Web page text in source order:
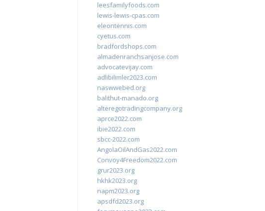
leesfamilyfoods.com
lewis-lewis-cpas.com
eleontennis.com
cyetus.com
bradfordshops.com
almadenranchsanjose.com
advocatevijay.com
adlibilimler2023.com
naswwebed.org
balithut-manado.org
alteregotradingcompany.org
aprce2022.com
ibie2022.com
sbcc-2022.com
AngolaOilAndGas2022.com
Convoy4Freedom2022.com
grur2023.org
hkhk2023.org
napm2023.org
apsdfd2023.org